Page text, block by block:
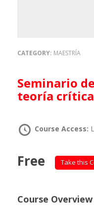
CATEGORY: MAESTRÍA
Seminario de investigación en
teoría crítica
Course Access:
Free Take this
Course Overview